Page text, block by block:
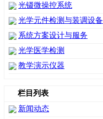
光镊微操控系统
光学元件检测与装调设备
系统方案设计与服务
光学医学检测
教学演示仪器
栏目列表
新闻动态